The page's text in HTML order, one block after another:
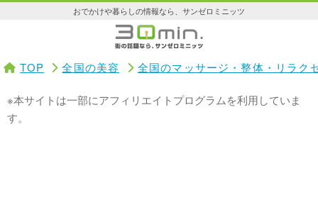
おでかけや暮らしの情報なら、サンゼロミニッツ
TOP 全国の美容 全国のマッサージ・整体・リラク
※本サイトは一部にアフィリエイトプログラムを利用していま
す。